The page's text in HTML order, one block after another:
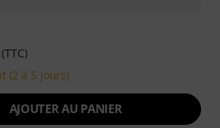
(2 à 5 jours)
AJOUTER AU PANIER